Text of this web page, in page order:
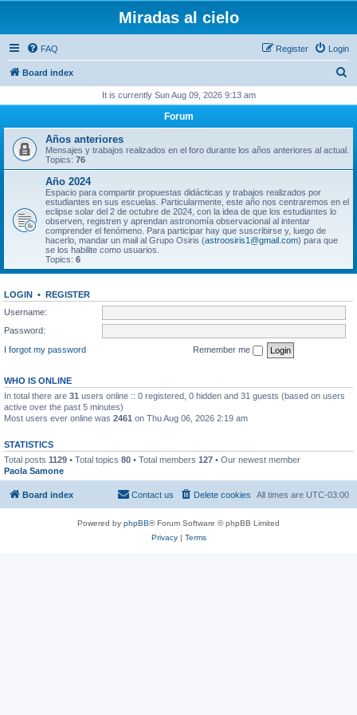
Miradas al cielo
FAQ Login
Register
Board index
r
h
It is currently Sun Aug 09, 2026 9:13 am
Forum
Años anteriores
Mensajes y trabajos realizados en el foro durante los años anteriores al actual.
Topics: 76
Año 2024
Espacio para compartir propuestas didácticas y trabajos realizados por
estudiantes en sus escuelas. Particularmente, este año nos centraremos en el
eclipse solar del 2 de octubre de 2024, con la idea de que los estudiantes lo
observen, registren y aprendan astronomía observacional al intentar
comprender el fenómeno. Para participar hay que suscribirse y, luego de
hacerlo, mandar un mail al Grupo Osiris (astroosiris1@gmail.com) para que
se los habilite como usuarios.
Topics: 6
LOGIN • REGISTER
Username:
Password:
I forgot my password
Remember me
WHO IS ONLINE
In total there are 31 users online :: 0 registered, 0 hidden and 31 guests (based on users
active over the past 5 minutes)
Most users ever online was 2461 on Thu Aug 06, 2026 2:19 am
STATISTICS
Total posts 1129 • Total topics 80 • Total members 127 • Our newest member
Paola Samone
Board index All times are UTC-03:00
Delete cookies
Contact us
Powered by phpBB® Forum Software © phpBB Limited
Privacy| Terms